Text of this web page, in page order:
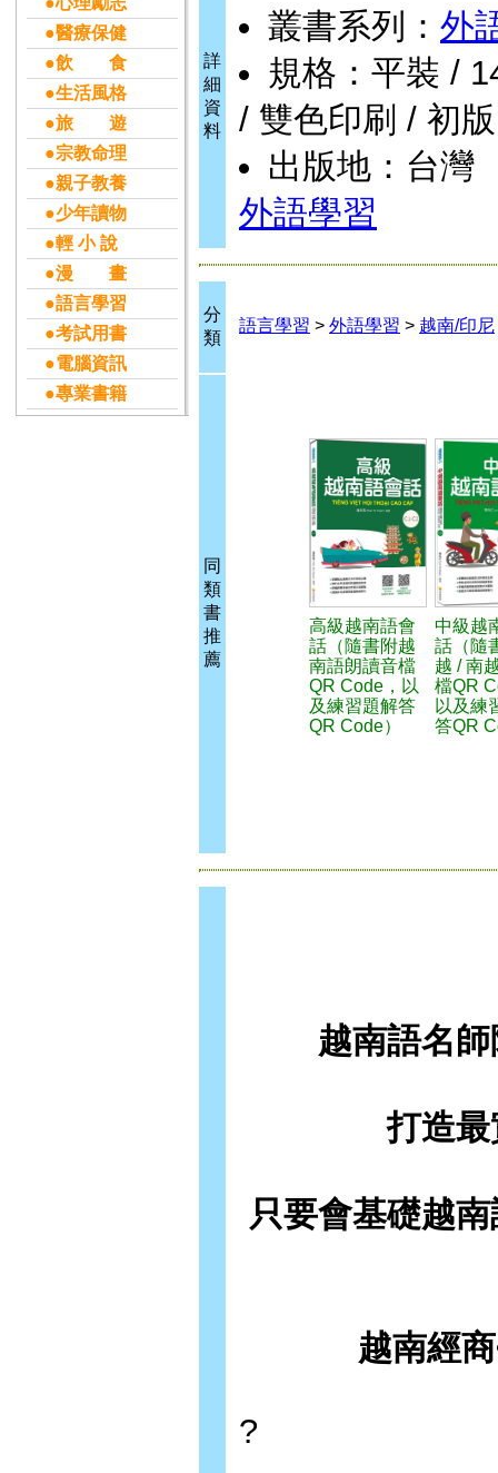
●醫療保健
●飲 食
●生活風格
●旅 遊
●宗教命理
●親子教養
●少年讀物
●輕 小 說
●漫 畫
●語言學習
●考試用書
●電腦資訊
●專業書籍
詳
細
資
料
叢書系列： 外
規格：平裝 /
/ 雙色印刷 / 初版
出版地：台灣
外語學習
分
類
語言學習 > 外語學習 > 越南/印尼
同
類
書
推
薦
高級越南語會
話（隨書附越
南語朗讀音檔
QR Code，以
及練習題解答
QR Code）
中級越
話（隨
越 / 南
檔QR
以及練
答QR
越南語名
打造
只要會基礎越
越南經
?